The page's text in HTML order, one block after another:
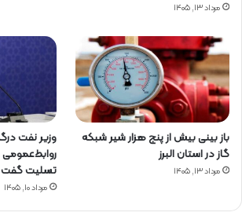
مرداد ۱۳, ۱۴۰۵
باز بینی بیش از پنج هزار شیر شبکه
گاز در استان البرز
مرداد ۱۳, ۱۴۰۵
وزیر نفت
روابط‌عمومی
تسلیت گفت
مرداد ۱۰, ۱۴۰۵